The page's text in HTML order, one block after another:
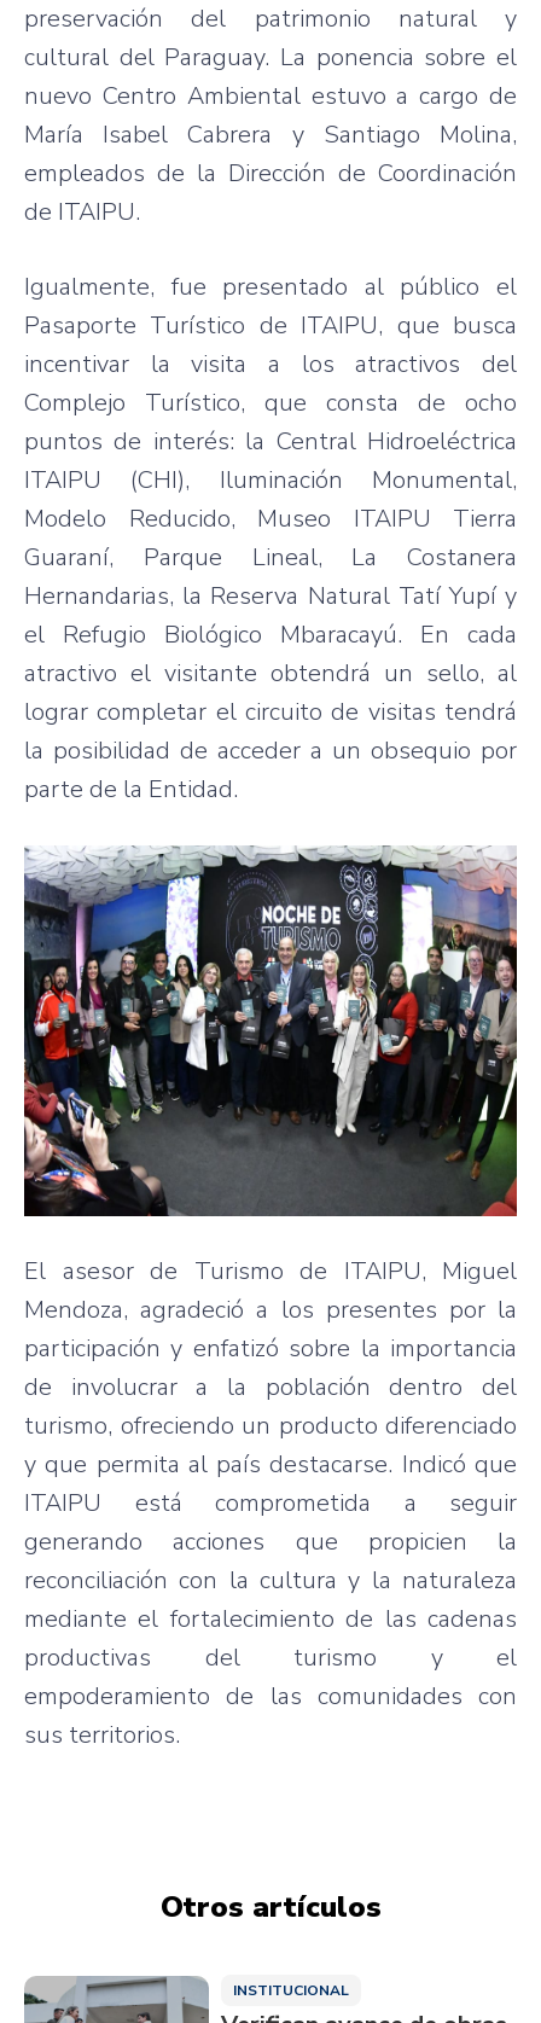
preservación del patrimonio natural y
cultural del Paraguay. La ponencia sobre el
nuevo Centro Ambiental estuvo a cargo de
María Isabel Cabrera y Santiago Molina,
empleados de la Dirección de Coordinación
de ITAIPU.
Igualmente, fue presentado al público el
Pasaporte Turístico de ITAIPU, que busca
incentivar la visita a los atractivos del
Complejo Turístico, que consta de ocho
puntos de interés: la Central Hidroeléctrica
ITAIPU (CHI), Iluminación Monumental,
Modelo Reducido, Museo ITAIPU Tierra
Guaraní, Parque Lineal, La Costanera
Hernandarias, la Reserva Natural Tatí Yupí y
el Refugio Biológico Mbaracayú. En cada
atractivo el visitante obtendrá un sello, al
lograr completar el circuito de visitas tendrá
la posibilidad de acceder a un obsequio por
parte de la Entidad.
El asesor de Turismo de ITAIPU, Miguel
Mendoza, agradeció a los presentes por la
participación y enfatizó sobre la importancia
de involucrar a la población dentro del
turismo, ofreciendo un producto diferenciado
y que permita al país destacarse. Indicó que
ITAIPU está comprometida a seguir
generando acciones que propicien la
reconciliación con la cultura y la naturaleza
mediante el fortalecimiento de las cadenas
productivas del turismo y el
empoderamiento de las comunidades con
sus territorios.
Otros artículos
INSTITUCIONAL